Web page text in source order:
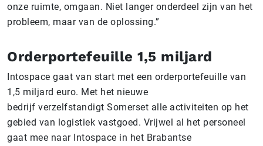
onze ruimte, omgaan. Niet langer onderdeel zijn van het
probleem, maar van de oplossing.”
Orderportefeuille 1,5 miljard
Intospace gaat van start met een orderportefeuille van
1,5 miljard euro. Met het nieuwe
bedrijf verzelfstandigt Somerset alle activiteiten op het
gebied van logistiek vastgoed. Vrijwel al het personeel
gaat mee naar Intospace in het Brabantse